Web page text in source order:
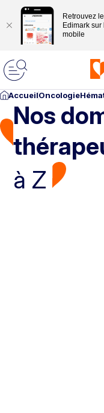
Retrouvez
Edimark
mobile
AccueilOncologie
Nos
à Z